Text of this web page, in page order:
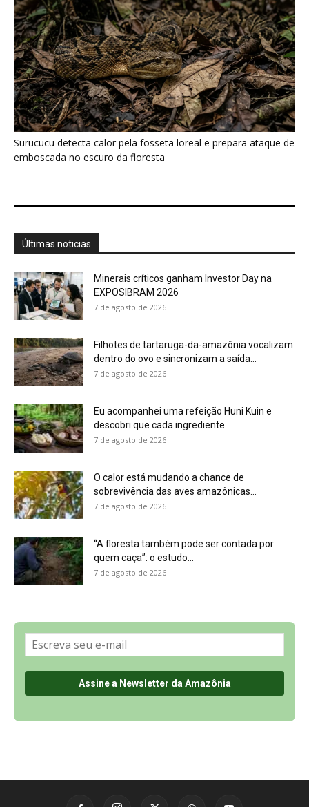
Últimas noticias
Minerais críticos ganham Investor Day na
EXPOSIBRAM 2026
7 de agosto de 2026
Filhotes de tartaruga-da-amazônia vocalizam
dentro do ovo e sincronizam a saída...
7 de agosto de 2026
O calor está mudando a chance de
7 de agosto de 2026
7 de agosto de 2026
Política de Privacidade, LGPD e RGPD
Últimas Notícias
🌎 Español
©